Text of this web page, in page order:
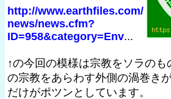
http://www.earthfiles.com/
news/news.cfm?
ID=958&category=Env...
↑の今回の模様は宗教をソラのも
の宗教をあらわす外側の渦巻き
だけがポツンとしています。